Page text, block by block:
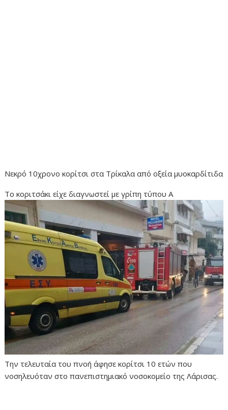
Νεκρό 10χρονο κορίτσι στα Τρίκαλα από οξεία μυοκαρδίτιδα
Το κοριτσάκι είχε διαγνωστεί με γρίπη τύπου Α
Την τελευταία του πνοή άφησε κορίτσι 10 ετών που
νοσηλευόταν στο πανεπιστημιακό νοσοκομείο της Λάρισας.